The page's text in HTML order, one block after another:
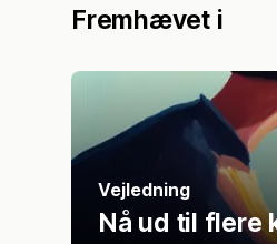
Fremhævet i
Vejledning
Nå ud til flere